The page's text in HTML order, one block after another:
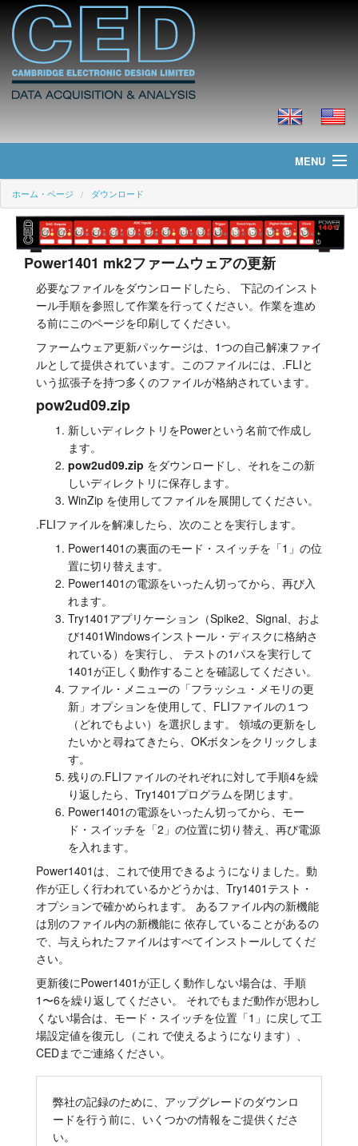
MENU
ホーム・ページ
ニュース
製品
ダウンロード
チュートリアル
サポート
ホーム・ページ ダウンロード
Power1401 mk2ファームウェアの更新
必要なファイルをダウンロードしたら、 下記のインスト
ール手順を参照して作業を行ってください。作業を進め
る前にこのページを印刷してください。
ファームウェア更新パッケージは、1つの自己解凍ファイ
ルとして提供されています。このファイルには、.FLIと
いう拡張子を持つ多くのファイルが格納されています。
pow2ud09.zip
新しいディレクトリをPowerという名前で作成し
ます。
pow2ud09.zip をダウンロードし、それをこの新
しいディレクトリに保存します。
WinZip を使用してファイルを展開してください。
.FLIファイルを解凍したら、次のことを実行します。
Power1401の裏面のモード・スイッチを「1」の位
置に切り替えます。
Power1401の電源をいったん切ってから、再び入
れます。
Try1401アプリケーション（Spike2、Signal、およ
び1401Windowsインストール・ディスクに格納さ
れている）を実行し、 テストの1パスを実行して
1401が正しく動作することを確認してください。
ファイル・メニューの「フラッシュ・メモリの更
新」オプションを使用して、FLIファイルの１つ
（どれでもよい）を選択します。 領域の更新をし
たいかと尋ねてきたら、OKボタンをクリックしま
す。
残りの.FLIファイルのそれぞれに対して手順4を繰
り返したら、Try1401プログラムを閉じます。
Power1401の電源をいったん切ってから、モー
ド・スイッチを「2」の位置に切り替え、再び電源
を入れます。
Power1401は、これで使用できるようになりました。動
作が正しく行われているかどうかは、Try1401テスト・
オプションで確かめられます。 あるファイル内の新機能
は別のファイル内の新機能に 依存していることがあるの
で、与えられたファイルはすべてインストールしてくだ
さい。
更新後にPower1401が正しく動作しない場合は、手順
1〜6を繰り返してください。 それでもまだ動作が思わし
くない場合は、モード・スイッチを位置「1」に戻して工
場設定値を復元し（これ で使えるようになります）、
CEDまでご連絡ください。
弊社の記録のために、アップグレードのダウンロ
ードを行う前に、いくつかの情報をご提供くださ
い。